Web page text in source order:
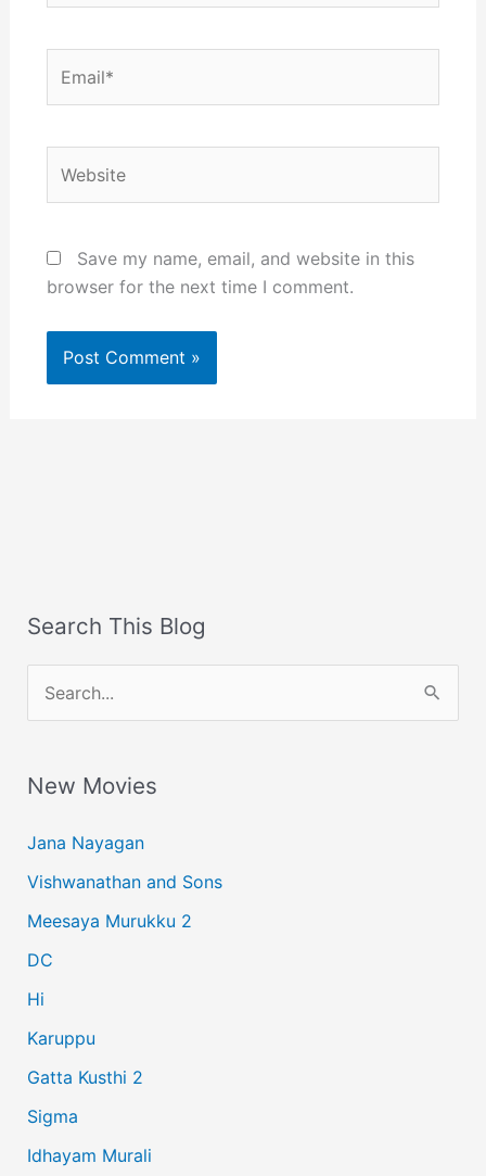
Save my name, email, and website in this
browser for the next time I comment.
Search This Blog
e
r
h
f
o
r
:
New Movies
Jana Nayagan
Vishwanathan and Sons
Meesaya Murukku 2
DC
Hi
Karuppu
Gatta Kusthi 2
Sigma
Idhayam Murali